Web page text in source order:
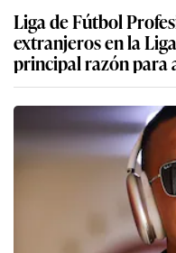
Liga de Fútbol
extranjeros en la
principal razón para